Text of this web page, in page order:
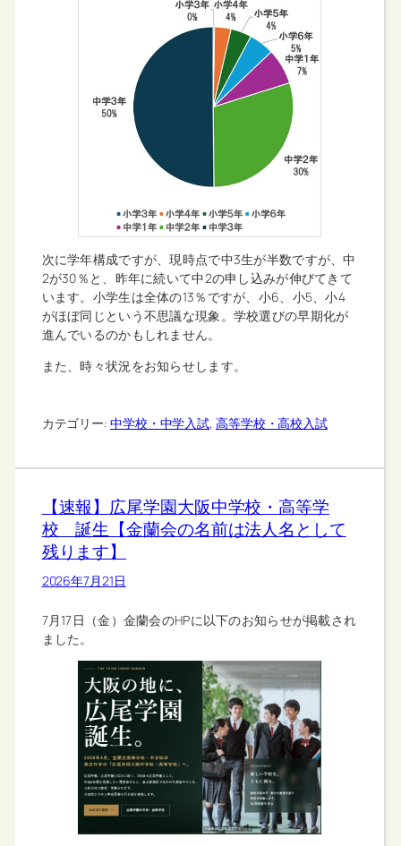
次に学年構成ですが、現時点で中3生が半数ですが、中
2が30％と、昨年に続いて中2の申し込みが伸びてきて
います。小学生は全体の13％ですが、小6、小5、小4
がほぼ同じという不思議な現象。学校選びの早期化が
進んでいるのかもしれません。
また、時々状況をお知らせします。
カテゴリー: 中学校・中学入試, 高等学校・高校入試
【速報】広尾学園大阪中学校・高等学
校 誕生【金蘭会の名前は法人名として
残ります】
2026年7月21日
7月17日（金）金蘭会のHPに以下のお知らせが掲載され
ました。